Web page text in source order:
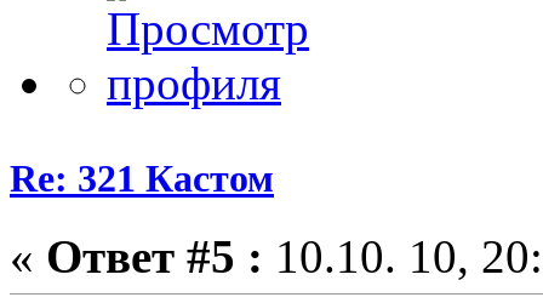
Re: 321 Кастом
« Ответ #5 : 10.10. 10,